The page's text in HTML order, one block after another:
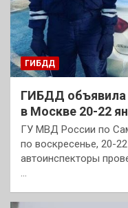
ГИБДД
ГИБДД объявила
в Москве 20-22
ГУ МВД России по
по воскресенье, 20-
автоинспекторы
…